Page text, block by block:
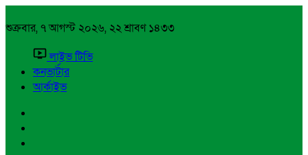
শুক্রবার, ৭ আগস্ট ২০২৬, ২২ শ্রাবণ ১৪৩৩
লাইভ টিভি
কনভার্টার
আর্কাইভ